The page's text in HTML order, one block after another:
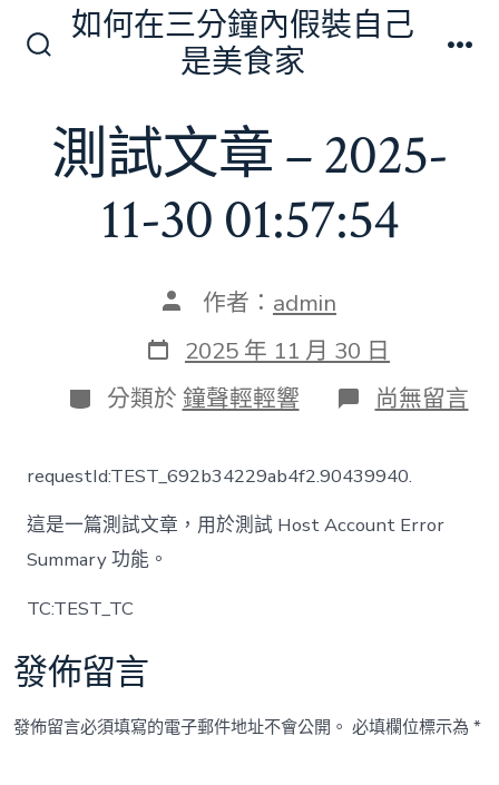
換
開
關
如何在三分鐘內假裝自己
是美食家
測試文章 – 2025-
11-30 01:57:54
文
作
者
作者： admin
發
表
日
期
2025 年 11 月 30 日
分
類
分類於 鐘聲輕輕響 在
〈測
文
章
2025-
尚無留言
requestId:TEST_692b34229ab4f2.90439940.
這是一篇測試文章，用於測試 Host Account Error
Summary 功能。
TC:TEST_TC
發佈留言
發佈留言必須填寫的電子郵件地址不會公開。 必填欄位標示為*